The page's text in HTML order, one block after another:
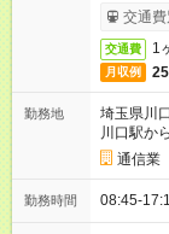
ービス利
交通費
交通費 1
月収例
勤務地
埼玉県川
川口駅か
通信業
勤務時間 08:45-